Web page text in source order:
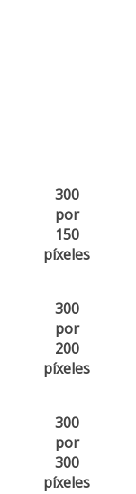
300
por
150
píxeles
300
por
200
píxeles
300
por
300
píxeles